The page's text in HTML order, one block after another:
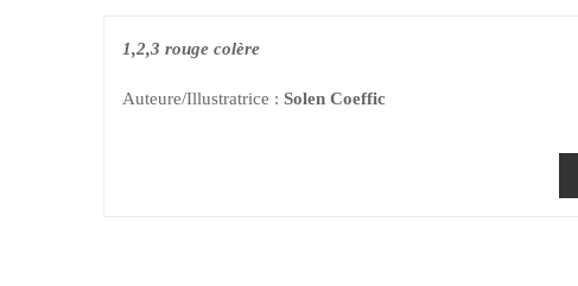
1,2,3 rouge colère
Auteure/Illustratrice : Solen Coeffic